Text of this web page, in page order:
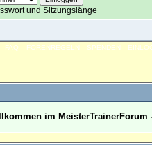
und Sitzungslänge
FAQ FORENREGELN SPENDEN
im